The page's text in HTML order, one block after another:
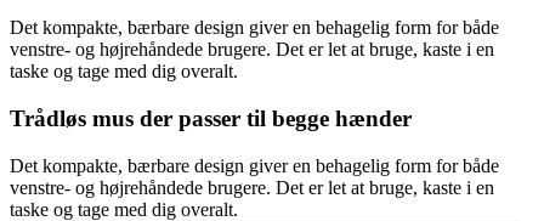
Det kompakte, bærbare design giver en behagelig form for både
venstre- og højrehåndede brugere. Det er let at bruge, kaste i en
taske og tage med dig overalt.
Trådløs mus der passer til begge hænder
Det kompakte, bærbare design giver en behagelig form for både
venstre- og højrehåndede brugere. Det er let at bruge, kaste i en
taske og tage med dig overalt.